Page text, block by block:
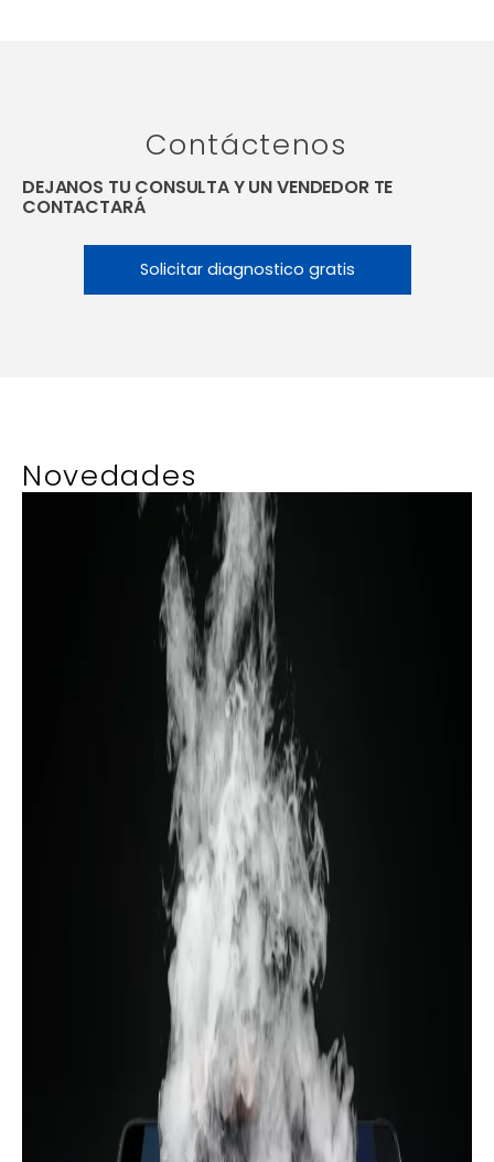
Contáctenos
DEJANOS TU CONSULTA Y UN VENDEDOR TE
CONTACTARÁ
Solicitar diagnostico gratis
Novedades